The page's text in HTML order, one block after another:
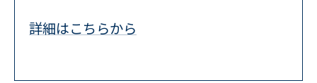
詳細はこちらから